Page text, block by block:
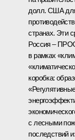
долл. США
странах. Эти
Россия –
в рамках
коробка:
с лесными
последствий